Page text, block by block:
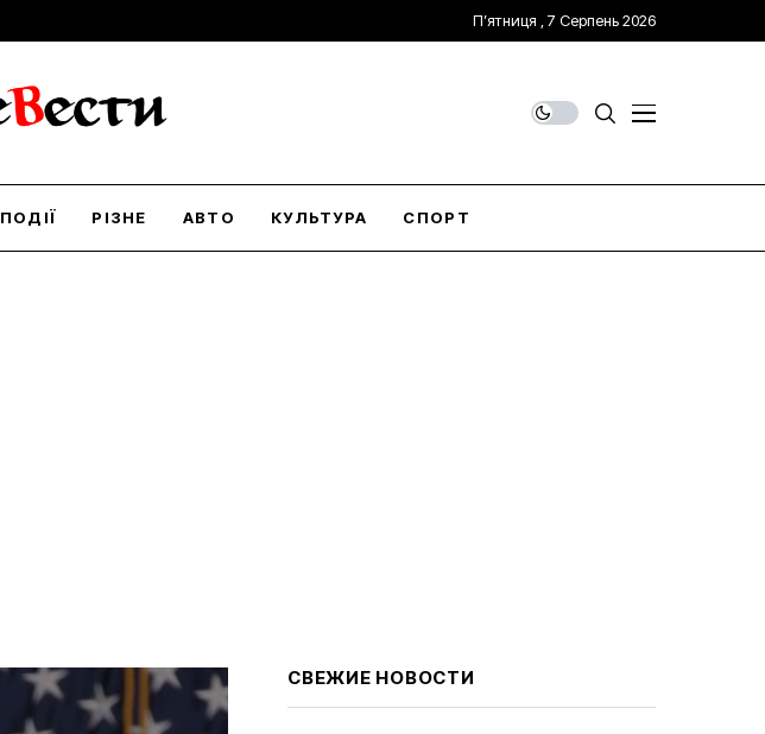
П’ятниця , 7 Серпень 2026
ПОДІЇ РІЗНЕ АВТО КУЛЬТУРА СПОРТ
СВЕЖИЕ НОВОСТИ